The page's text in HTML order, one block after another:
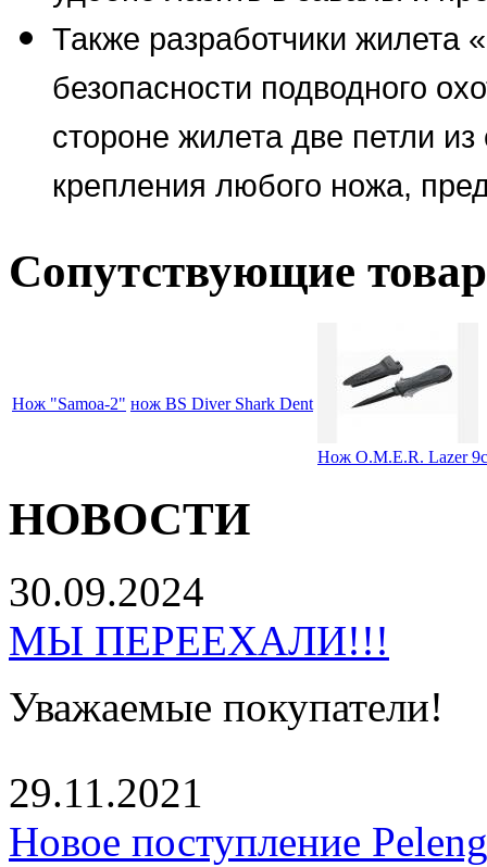
Также разработчики жилета
безопасности подводного
стороне жилета две петли
крепления любого ножа,
Сопутствующие
Нож "Samoa-2" нож BS Diver Shark Dent
Нож O.M.E.R. Lazer
НОВОСТИ
30.09.2024
МЫ ПЕРЕЕХАЛИ!!!
Уважаемые покупатели!
29.11.2021
Новое поступление